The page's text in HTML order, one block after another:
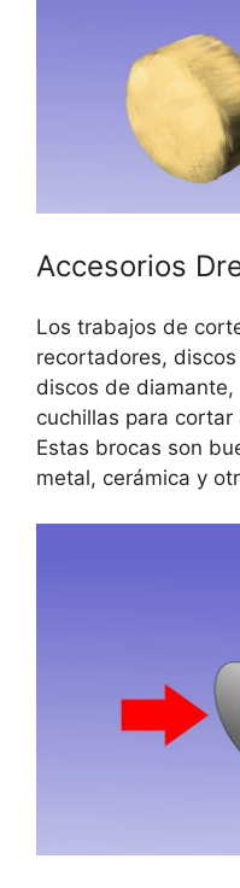
Accesorios
Los trabajos de
recortadores,
discos de
cuchillas para
Estas brocas son
metal, cerámica y